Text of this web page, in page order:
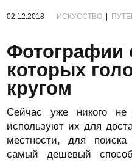
02.12.2018 ИСКУССТВО
Фотографии
которых
кругом
Сейчас уже никого
используют их для
местности, для
самый дешевый